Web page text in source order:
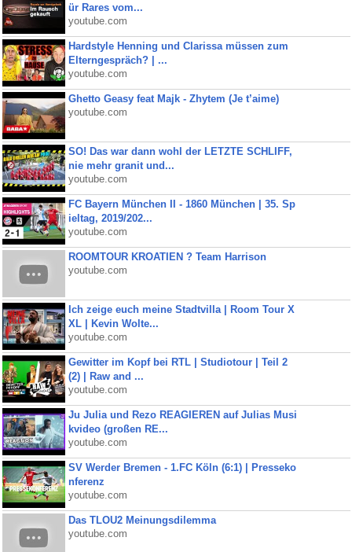
ür Rares vom...
youtube.com
Hardstyle Henning und Clarissa müssen zum
Elterngespräch? | ...
youtube.com
Ghetto Geasy feat Majk - Zhytem (Je t’aime)
youtube.com
SO! Das war dann wohl der LETZTE SCHLIFF,
nie mehr granit und...
youtube.com
FC Bayern München II - 1860 München | 35. Sp
ieltag, 2019/202...
youtube.com
ROOMTOUR KROATIEN ? Team Harrison
youtube.com
Ich zeige euch meine Stadtvilla | Room Tour X
XL | Kevin Wolte...
youtube.com
Gewitter im Kopf bei RTL | Studiotour | Teil 2
(2) | Raw and ...
youtube.com
Ju Julia und Rezo REAGIEREN auf Julias Musi
kvideo (großen RE...
youtube.com
SV Werder Bremen - 1.FC Köln (6:1) | Presseko
nferenz
youtube.com
Das TLOU2 Meinungsdilemma
youtube.com